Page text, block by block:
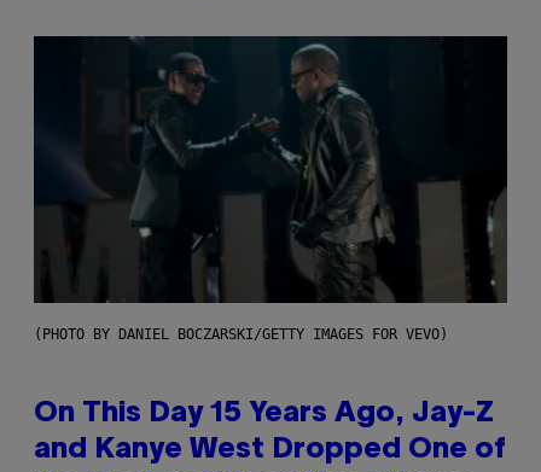
(PHOTO BY DANIEL BOCZARSKI/GETTY IMAGES FOR VEVO)
On This Day 15 Years Ago, Jay-Z
and Kanye West Dropped One of